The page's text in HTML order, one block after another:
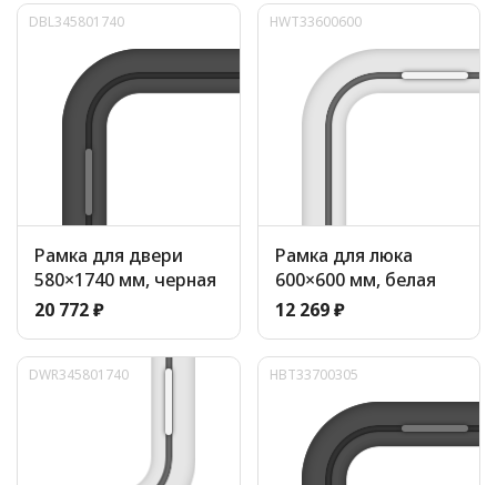
DBL345801740
Рамка для двери
580×1740 мм, черная
20 772 ₽
HWT33600600
Рамка для люка
600×600 мм, белая
12 269 ₽
DWR345801740 HBT33700305